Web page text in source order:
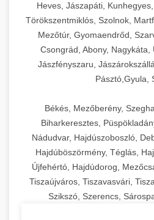
Heves, Jászapáti,
Törökszentmiklós, Szolnok,
Mezőtúr, Gyomaendrőd,
Csongrád, Abony, Nagykáta,
Jászfényszaru,
Pásztó,Gyula,
Békés, Mezőberény,
Biharkeresztes,
Nádudvar, Hajdúszoboszló,
Hajdúböszörmény, Téglás,
Újfehértó, Hajdúdorog,
Tiszaújváros, Tiszavasvári,
Szikszó, Szerencs,